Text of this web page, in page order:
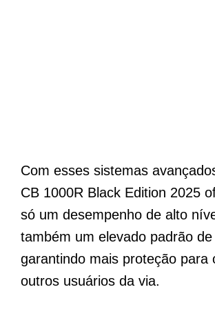
Com esses sistemas
CB 1000R Black Edition 2025
só um desempenho de alto
também um elevado padrão
garantindo mais proteção para
outros usuários da via.